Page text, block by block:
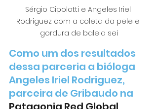
Sérgio Cipolotti e Angeles Iriel
Rodriguez com a coleta da pele e
gordura de baleia sei
Como um dos resultados
dessa parceria a bióloga
Angeles Iriel Rodriguez,
parceira de Gribaudo na